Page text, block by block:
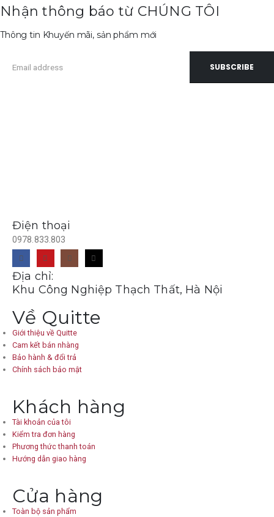
Nhận thông báo từ CHÚNG TÔI
Thông tin Khuyến mãi, sản phẩm mới
Điện thoại
0978.833.803
Địa chỉ:
Khu Công Nghiệp Thạch Thất, Hà Nội
Về Quitte
Giới thiệu về Quitte
Cam kết bán nhàng
Bảo hành & đổi trả
Chính sách bảo mật
Khách hàng
Tài khoản của tôi
Kiểm tra đơn hàng
Phương thức thanh toán
Hướng dẫn giao hàng
Cửa hàng
Toàn bộ sản phẩm